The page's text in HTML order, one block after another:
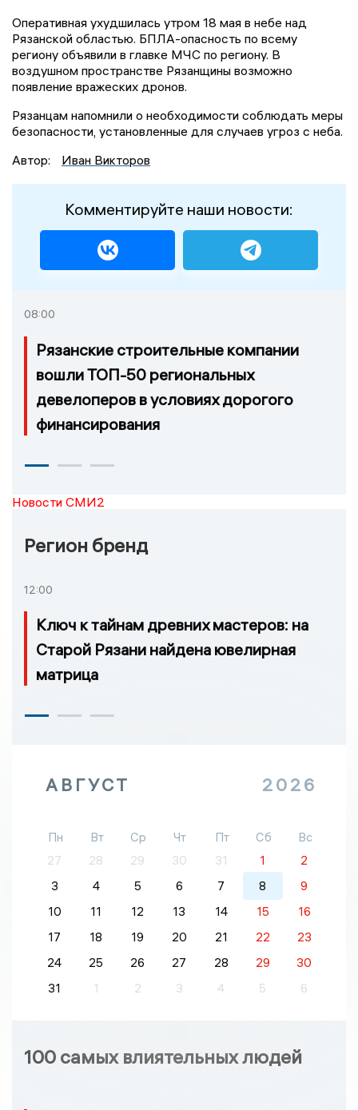
Оперативная ухудшилась утром 18 мая в небе над
Рязанской областью. БПЛА-опасность по всему
региону объявили в главке МЧС по региону. В
воздушном пространстве Рязанщины возможно
появление вражеских дронов.
Рязанцам напомнили о необходимости соблюдать меры
безопасности, установленные для случаев угроз с неба.
Автор:
Иван Викторов
Комментируйте наши новости:
08:00
Рязанские строительные компании
вошли ТОП-50 региональных
девелоперов в условиях дорогого
финансирования
Новости СМИ2
Регион бренд
12:00
Ключ к тайнам древних мастеров: на
Старой Рязани найдена ювелирная
матрица
АВГУСТ 2026
Пн Вт Ср Чт Пт Сб
Вс
27
28 29 30 31 1
2
3
4 5 6 7 8
9
10
11 12 13 14 15
16
17
18 19 20 21 22
23
24
25 26 27 28 29
30
31
1 2 3 4 5 6
100 самых влиятельных людей